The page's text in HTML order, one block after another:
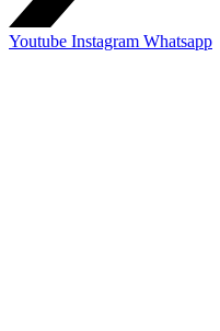
Youtube Instagram Whatsapp